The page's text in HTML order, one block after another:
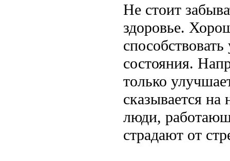
Не стоит
здоровье.
состояния.
только
сказывается
люди,
страдают от